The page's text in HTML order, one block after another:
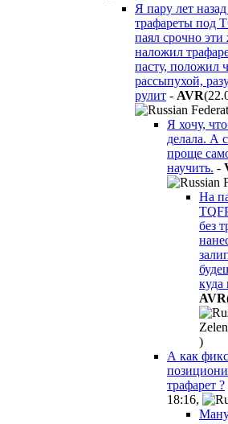
Я пару лет
трафареты под
паял срочно
наложил
пасту, положил
рассыпухой,
рулит - AVR
Я хочу,
делала. А
проще
научить. -
На
без
AVR
)
А как
трафарет ?
18:16,